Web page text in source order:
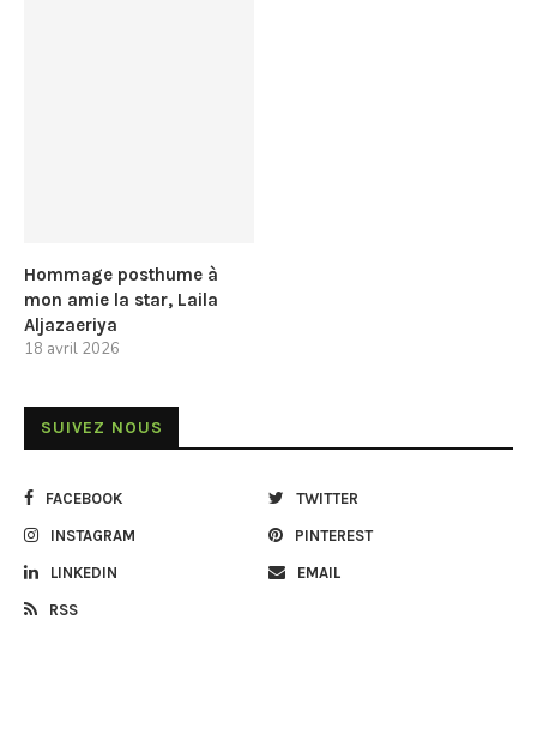
Hommage posthume à
mon amie la star, Laila
Aljazaeriya
18 avril 2026
SUIVEZ NOUS
FACEBOOK TWITTER
INSTAGRAM PINTEREST
LINKEDIN EMAIL
RSS